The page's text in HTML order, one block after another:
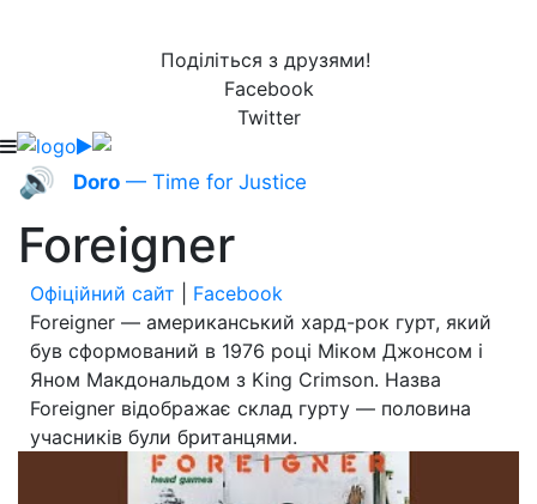
Поділіться з друзями!
Facebook
Twitter
🔊 Doro — Time for Justice
Foreigner
Офіційний сайт
Facebook
Foreigner — американський хард-рок гурт, який
був сформований в 1976 році Міком Джонсом і
Яном Макдональдом з King Crimson. Назва
Foreigner відображає склад гурту — половина
учасників були британцями.